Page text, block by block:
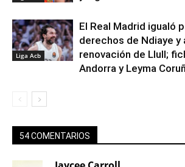
Liga Acb
El Real Madrid igualó
derechos de Ndiaye y
renovación de Llull;
Andorra y Leyma
54 COMENTARIOS